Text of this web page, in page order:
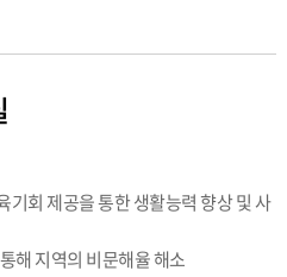
기회 제공을 통한 생활능력 향상 및 사
해 지역의 비문해율 해소